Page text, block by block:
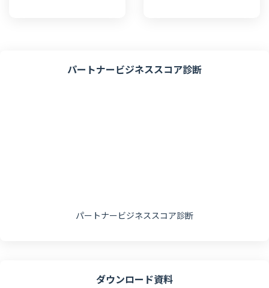
パートナービジネススコア診断
パートナービジネススコア診断
ダウンロード資料